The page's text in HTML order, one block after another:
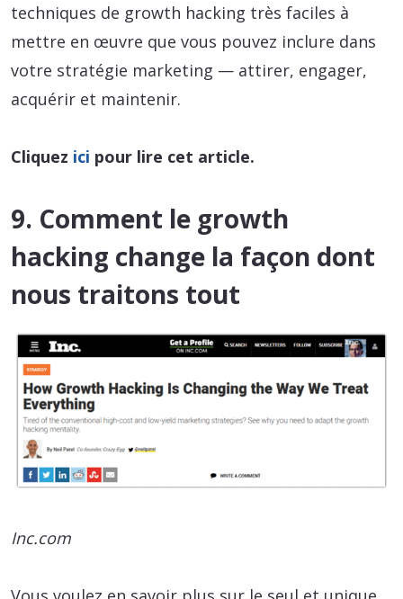
techniques de growth hacking très faciles à
mettre en œuvre que vous pouvez inclure dans
votre stratégie marketing — attirer, engager,
acquérir et maintenir.
Cliquez ici pour lire cet article.
9. Comment le growth
hacking change la façon dont
nous traitons tout
Inc.com